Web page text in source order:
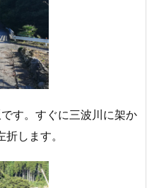
す。すぐに三波川に架か
します。